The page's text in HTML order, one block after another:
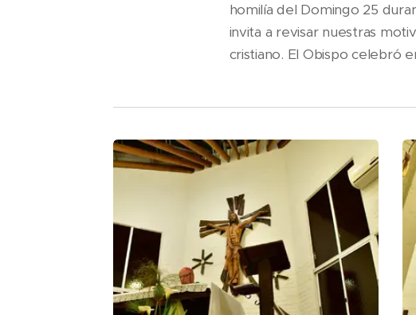
homilía del Domingo 25
invita a revisar nuestras
cristiano. El Obispo celebró